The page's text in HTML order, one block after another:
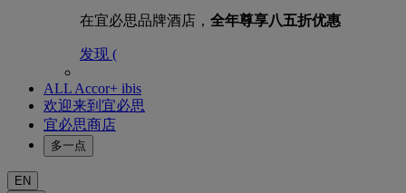
在宜必思品牌酒店， 全年尊享八五折优惠
发现 (
ALL Accor+ ibis
欢迎来到宜必思
宜必思商店
多一点
EN